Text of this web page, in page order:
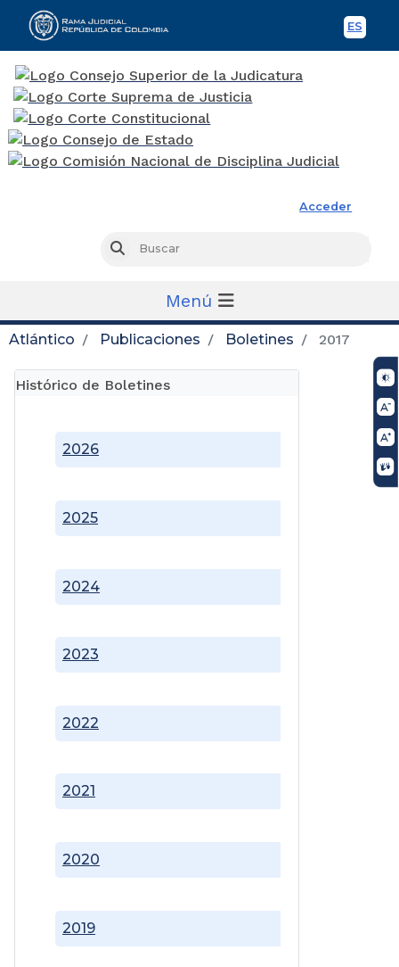
ES
Acceder
Buscar
Menú
Atlántico Publicaciones Boletines 2017
Histórico de Boletines
2019
2020
2021
2022
2023
2024
2025
2026